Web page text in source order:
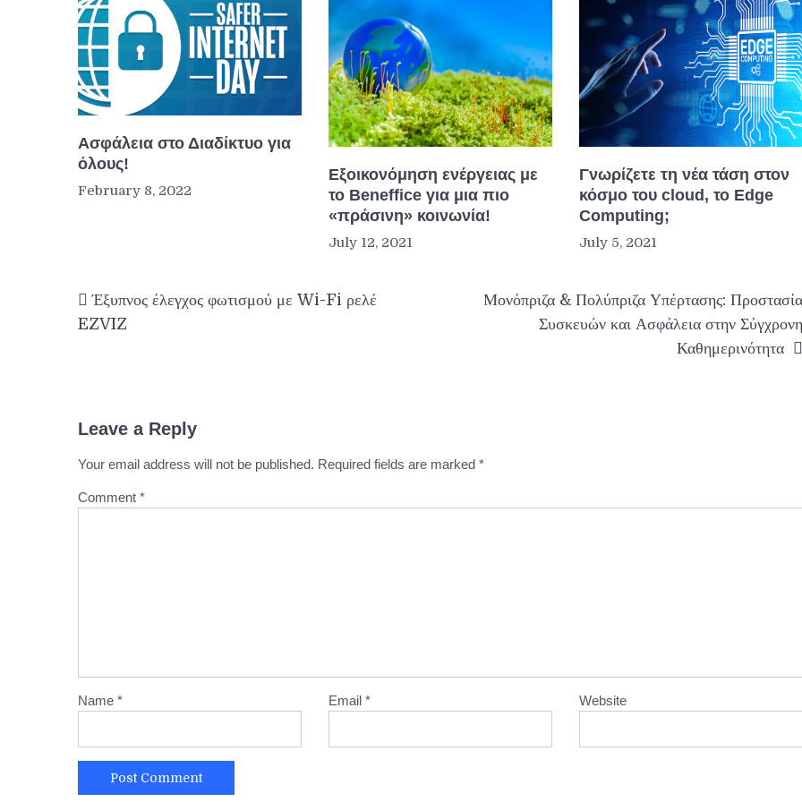
Ασφάλεια στο Διαδίκτυο για
όλους!
February 8, 2022
Εξοικονόμηση ενέργειας με
το Beneffice για μια πιο
«πράσινη» κοινωνία!
July 12, 2021
Γνωρίζετε τη νέα τάση στον
κόσμο του cloud, το Edge
Computing;
July 5, 2021
navigation
Έξυπνος έλεγχος φωτισμού με Wi-Fi ρελέ
EZVIZ
Μονόπριζα & Πολύπριζα Υπέρτασης: Προστασία
Συσκευών και Ασφάλεια στην Σύγχρονη
Καθημερινότητα
Leave a Reply
Your email address will not be published. Required fields are marked *
Comment *
Name * Email * Website